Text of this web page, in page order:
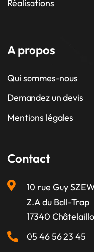
Réalisations
A propos
Qui sommes-nous
Demandez un devis
Mentions légales
Contact
10 rue Guy
Z.A du Ball-Trap
17340
05 46 56 23 45